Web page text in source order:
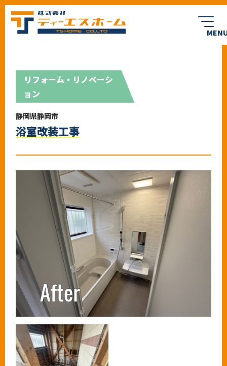
会社案内
選ばれる理由
REASON
ブログBLOG 施工実績
WORKS
お客様の声
VOICE 施工までの流れ
FLOW
よくある質問
FAQ
0120-333-821
リフォーム・リノベーシ
ョン
静岡県静岡市
浴室改装工事